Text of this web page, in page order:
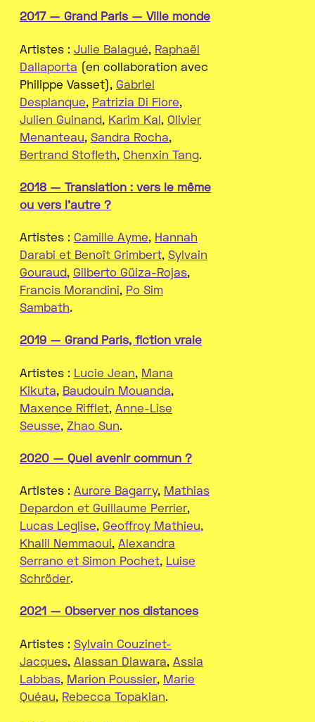
2017 — Grand Paris — Ville monde
Artistes : Julie Balagué, Raphaël
Dallaporta (en collaboration avec
Philippe Vasset), Gabriel
Desplanque, Patrizia Di Fiore,
Julien Guinand, Karim Kal, Olivier
Menanteau, Sandra Rocha,
Bertrand Stofleth, Chenxin Tang.
2018 — Translation : vers le même
ou vers l’autre ?
Artistes : Camille Ayme, Hannah
Darabi et Benoît Grimbert, Sylvain
Gouraud, Gilberto Güiza-Rojas,
Francis Morandini, Po Sim
Sambath.
2019 — Grand Paris, fiction vraie
Artistes : Lucie Jean, Mana
Kikuta, Baudouin Mouanda,
Maxence Rifflet, Anne-Lise
Seusse, Zhao Sun.
2020 — Quel avenir commun ?
Artistes : Aurore Bagarry, Mathias
Depardon et Guillaume Perrier,
Lucas Leglise, Geoffroy Mathieu,
Khalil Nemmaoui, Alexandra
Serrano et Simon Pochet, Luise
Schröder.
2021 — Observer nos distances
Artistes : Sylvain Couzinet-
Jacques, Alassan Diawara, Assia
Labbas, Marion Poussier, Marie
Quéau, Rebecca Topakian.